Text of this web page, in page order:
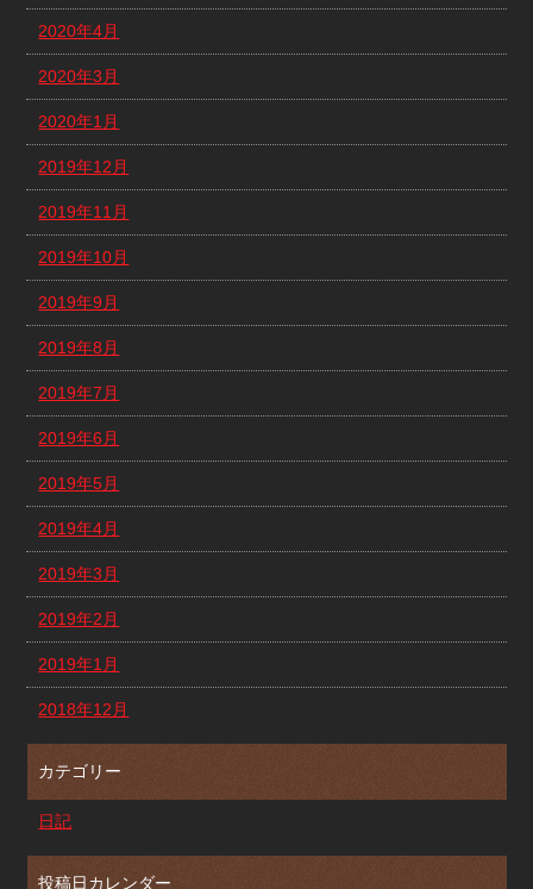
2020年4月
2020年3月
2020年1月
2019年12月
2019年11月
2019年10月
2019年9月
2019年8月
2019年7月
2019年6月
2019年5月
2019年4月
2019年3月
2019年2月
2019年1月
2018年12月
カテゴリー
日記
投稿日カレンダー